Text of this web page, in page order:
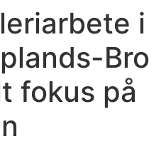
i
Bro
fokus på